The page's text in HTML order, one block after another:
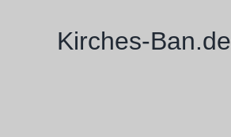
Kirches-Ban.de